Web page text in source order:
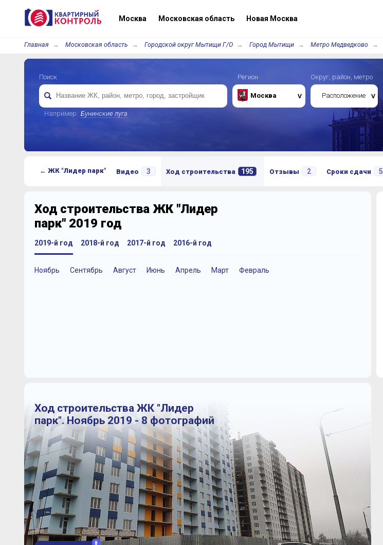
Москва Московская область Новая Москва
Главная Московская область Городской округ Мытищи Г/О Город Мытищи Метро Медведково
Поиск
Например: Бунинские луга
Регион
Москва
Округ, район, метро
Расположение
← ЖК "Лидер парк" Видео 3 Ход строительства 195 Отзывы 2 Сроки сдачи 5
Ход строительства ЖК "Лидер
парк" 2019 год
2019-й год
Ноябрь Сентябрь Август Июнь Апрель Март Февраль
2018-й год 2017-й год 2016-й год
Ход строительства ЖК "Лидер
парк". Ноябрь 2019 - 8 фотографий
8